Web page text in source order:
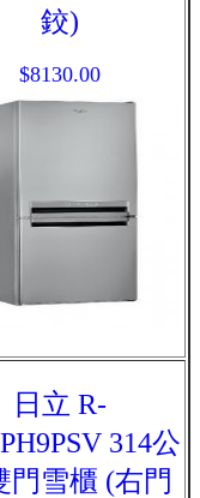
鉸)
$8130.00
日立 R-
314公
門雪櫃 (右門